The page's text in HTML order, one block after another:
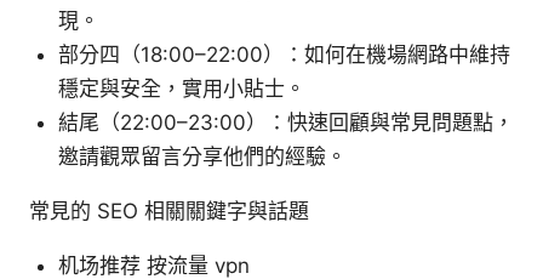
現。
部分四（18:00–22:00）：如何在機場網路中維持
穩定與安全，實用小貼士。
結尾（22:00–23:00）：快速回顧與常見問題點，
邀請觀眾留言分享他們的經驗。
常見的 SEO 相關關鍵字與話題
机场推荐 按流量 vpn